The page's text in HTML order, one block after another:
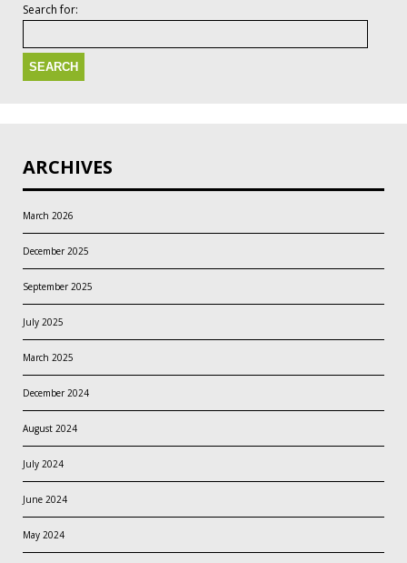
Search for:
ARCHIVES
March 2026
December 2025
September 2025
July 2025
March 2025
December 2024
August 2024
July 2024
June 2024
May 2024